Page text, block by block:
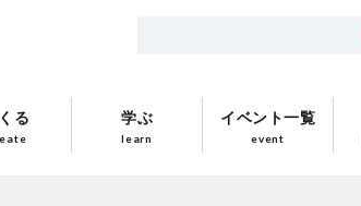
る 学ぶ
learn
イベント一覧
event